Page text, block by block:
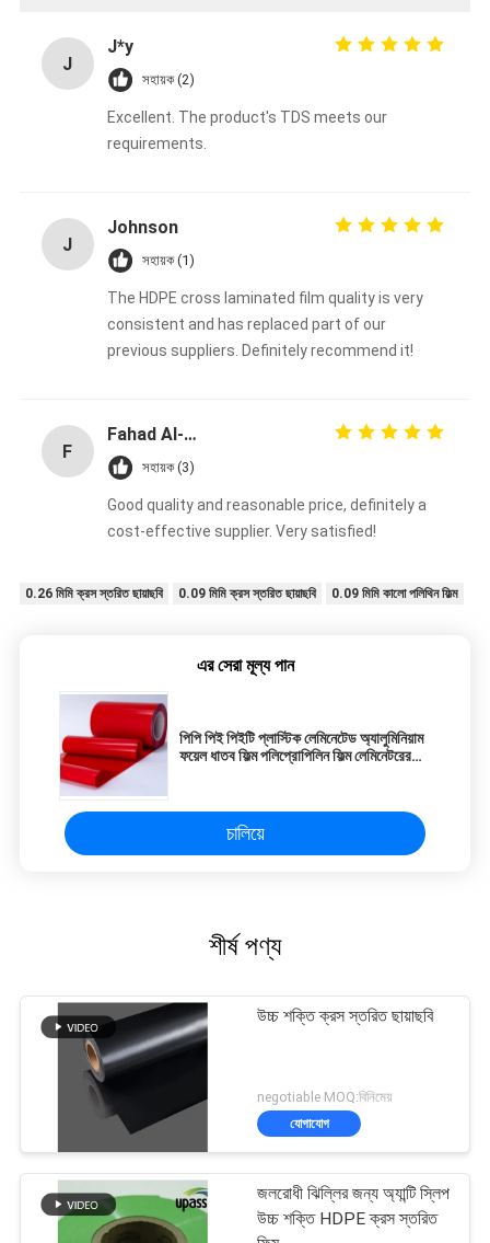
J
J*y
সহায়ক (2)
Excellent. The product's TDS meets our
requirements.
J
Johnson
সহায়ক (1)
The HDPE cross laminated film quality is very
consistent and has replaced part of our
previous suppliers. Definitely recommend it!
F
Fahad Al-Sabah
সহায়ক (3)
Good quality and reasonable price, definitely a
cost-effective supplier. Very satisfied!
0.26 মিমি ক্রস স্তরিত ছায়াছবি 0.09 মিমি ক্রস স্তরিত ছায়াছবি 0.09 মিমি কালো পলিথিন ফিল্ম
এর সেরা মূল্য পান
পিপি পিই পিইটি প্লাস্টিক লেমিনেটেড অ্যালুমিনিয়াম
ফয়েল ধাতব ফিল্ম পলিপ্রোপিলিন ফিল্ম লেমিনেটরের
চালিয়ে
শীর্ষ পণ্য
উচ্চ শক্তি ক্রস স্তরিত ছায়াছবি
negotiable MOQ:বিনিমেয়
যোগাযোগ
জলরোধী ঝিল্লির জন্য অ্যান্টি স্লিপ
উচ্চ শক্তি HDPE ক্রস স্তরিত